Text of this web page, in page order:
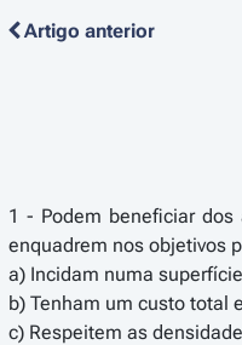
Artigo anterior
1 - Podem beneficiar
enquadrem nos objetivos
a) Incidam numa
b) Tenham um custo total
c) Respeitem as